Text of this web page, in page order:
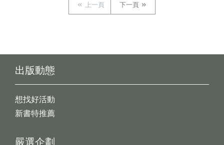
上一頁 下一頁
出版動態
想找好活動
新書特推薦
嚴選企劃